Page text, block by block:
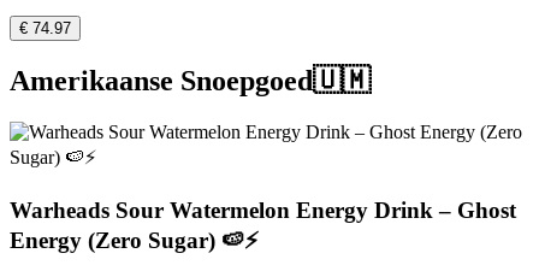
€ 74.97
Amerikaanse Snoepgoed🇺🇲
Warheads Sour Watermelon Energy Drink – Ghost
Energy (Zero Sugar) 🍉⚡